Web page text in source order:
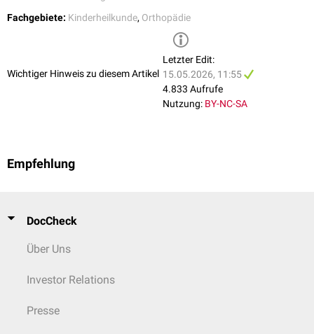
Fachgebiete: Kinderheilkunde, Orthopädie
Wichtiger Hinweis zu diesem Artikel
Letzter Edit:
15.05.2026, 11:55
4.833 Aufrufe
Nutzung: BY-NC-SA
Empfehlung
DocCheck
Über Uns
Investor Relations
Presse